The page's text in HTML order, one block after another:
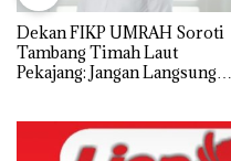
Dekan FIKP UMRAH Soroti
Tambang Timah Laut
Pekajang: Jangan Langsung
Lingkungannya